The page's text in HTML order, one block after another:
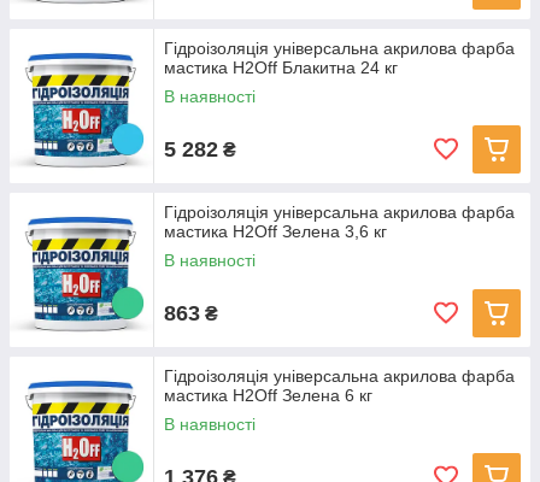
Гідроізоляція універсальна акрилова фарба
мастика H2Off Блакитна 24 кг
В наявності
5 282 ₴
Гідроізоляція універсальна акрилова фарба
мастика H2Off Зелена 3,6 кг
В наявності
863 ₴
Гідроізоляція універсальна акрилова фарба
мастика H2Off Зелена 6 кг
В наявності
1 376 ₴